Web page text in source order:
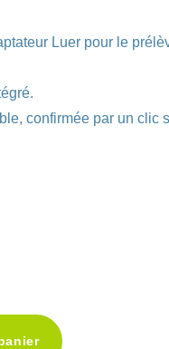
Luer pour le
confirmée par un clic